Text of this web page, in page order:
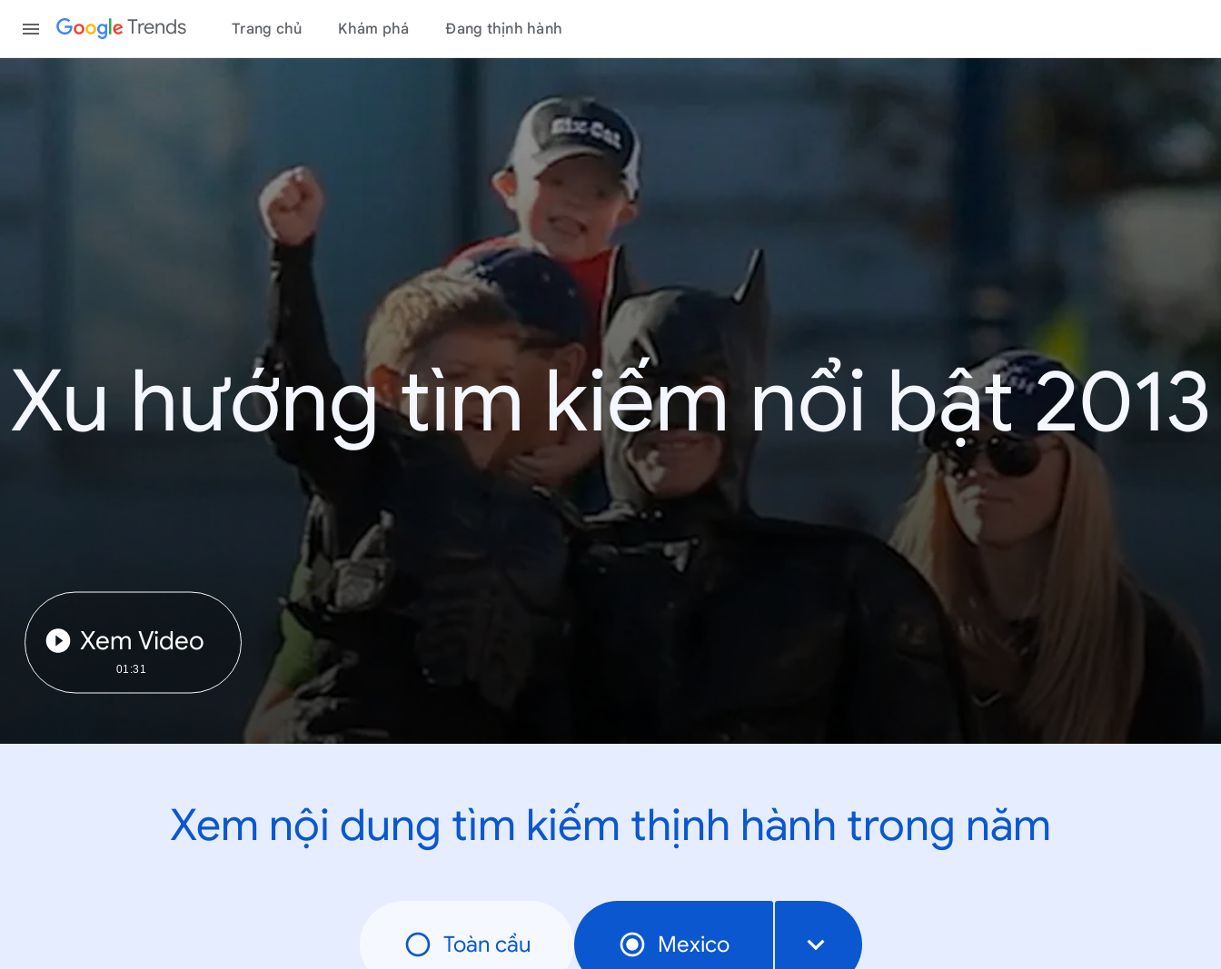
Trends Trang chủ Khám phá Đang thịnh hành
Xu hướng tìm kiếm nổi bật 2013
Xem Video
01:31
Xem nội dung tìm kiếm thịnh hành trong năm
Toàn cầu Mexico